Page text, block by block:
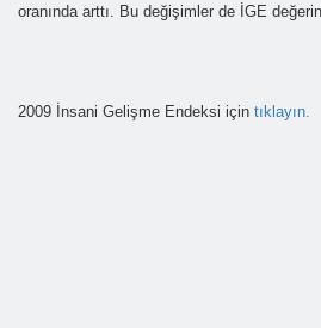
oranında arttı. Bu değişimler de İGE
2009 İnsani Gelişme Endeksi için tıklayın.